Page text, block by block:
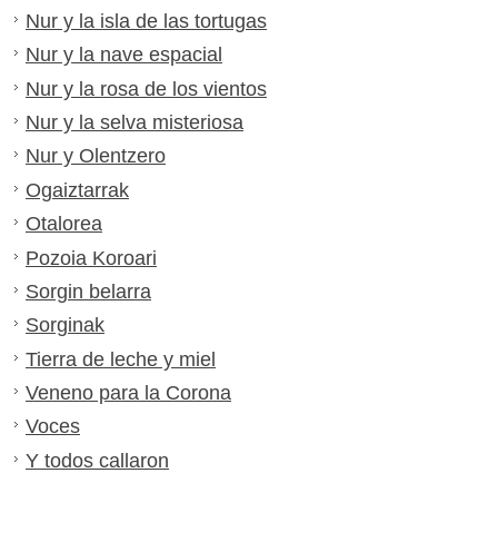
Nur y la isla de las tortugas
Nur y la nave espacial
Nur y la rosa de los vientos
Nur y la selva misteriosa
Nur y Olentzero
Ogaiztarrak
Otalorea
Pozoia Koroari
Sorgin belarra
Sorginak
Tierra de leche y miel
Veneno para la Corona
Voces
Y todos callaron